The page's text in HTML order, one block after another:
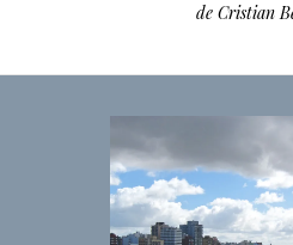
de Cristian